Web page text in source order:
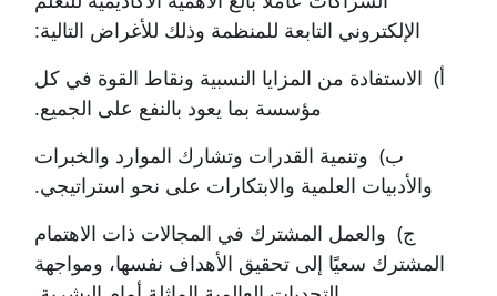
الإلكتروني التابعة للمنظمة وذلك للأغراض التالية:
أ) الاستفادة من المزايا النسبية ونقاط القوة في كل
مؤسسة بما يعود بالنفع على الجميع.
ب) وتنمية القدرات وتشارك الموارد والخبرات
والأدبيات العلمية والابتكارات على نحو استراتيجي.
ج) والعمل المشترك في المجالات ذات الاهتمام
المشترك سعيًا إلى تحقيق الأهداف نفسها، ومواجهة